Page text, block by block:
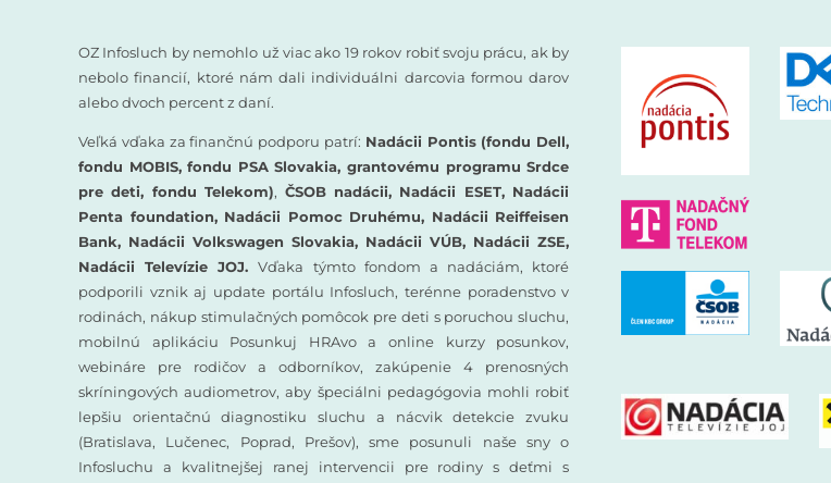
OZ Infosluch by nemohlo už viac ako 19 rokov robiť svoju prácu, ak by
nebolo financií, ktoré nám dali individuálni darcovia formou darov
alebo dvoch percent z daní.
Veľká vďaka za finančnú podporu patrí: Nadácii Pontis (fondu Dell,
fondu MOBIS, fondu PSA Slovakia, grantovému programu Srdce
pre deti, fondu Telekom), ČSOB nadácii, Nadácii ESET, Nadácii
Penta foundation, Nadácii Pomoc Druhému, Nadácii Reiffeisen
Bank, Nadácii Volkswagen Slovakia, Nadácii VÚB, Nadácii ZSE,
Nadácii Televízie JOJ.Vďaka týmto fondom a nadáciám, ktoré
podporili vznik aj update portálu Infosluch, terénne poradenstvo v
rodinách, nákup stimulačných pomôcok pre deti s poruchou sluchu,
mobilnú aplikáciu Posunkuj HRAvo a online kurzy posunkov,
webináre pre rodičov a odborníkov, zakúpenie 4 prenosných
skríningových audiometrov, aby špeciálni pedagógovia mohli robiť
lepšiu orientačnú diagnostiku sluchu a nácvik detekcie zvuku
(Bratislava, Lučenec, Poprad, Prešov), sme posunuli naše sny o
Infosluchu a kvalitnejšej ranej intervencii pre rodiny s deťmi s